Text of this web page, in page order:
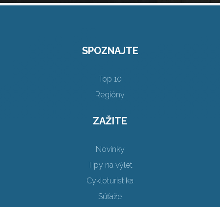
SPOZNAJTE
Top 10
Regióny
ZAŽITE
Novinky
Tipy na výlet
Cykloturistika
Súťaže